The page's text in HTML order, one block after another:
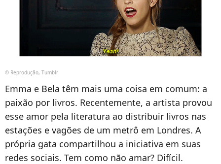
© Reprodução, Tumblr
Emma e Bela têm mais uma coisa em comum: a
paixão por livros. Recentemente, a artista provou
esse amor pela literatura ao distribuir livros nas
estações e vagões de um metrô em Londres. A
própria gata compartilhou a iniciativa em suas
redes sociais. Tem como não amar? Difícil.